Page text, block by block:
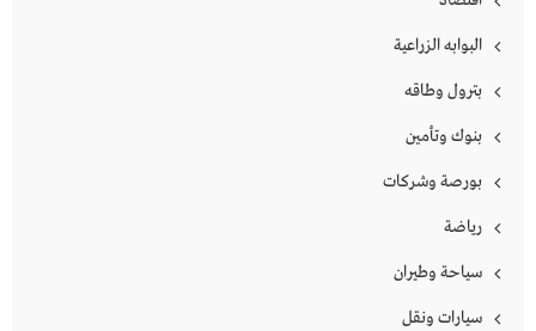
البوابه الزراعية
بترول وطاقه
بنوك وتأمين
بورصة وشركات
رياضة
سياحة وطيران
سيارات ونقل